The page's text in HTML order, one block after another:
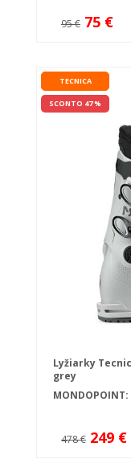
95 € 75 €
TECNICA
SCONTO 47 %
Lyžiarky
grey
MONDOPOINT:
478 € 249 €